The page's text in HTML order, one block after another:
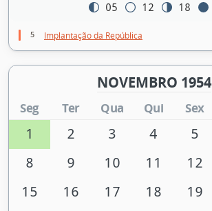
05 12 18
5 Implantação da República
NOVEMBRO 1954
Seg Ter Qua Qui Sex
1 2 3 4 5
8
9 10 11 12
15
16 17 18 19